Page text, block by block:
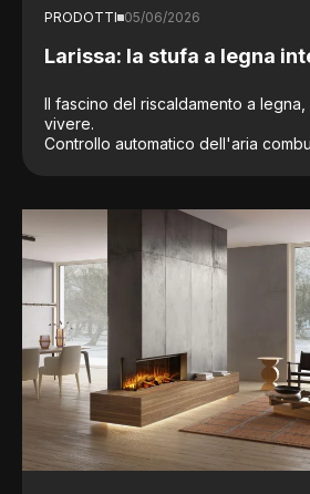
PRODOTTI 05/06/2026
Larissa: la stufa a legna
Il fascino del riscaldamento a
vivere.
Controllo automatico dell'aria